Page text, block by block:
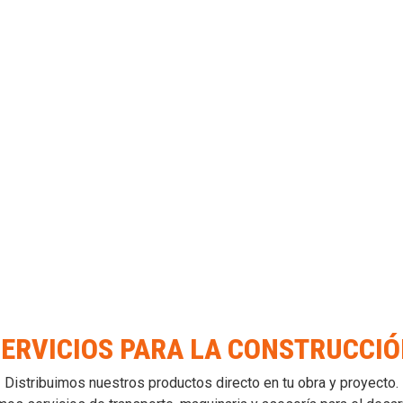
PARA LA
Distribuimos nuestros productos directo en tu obra y proyecto.